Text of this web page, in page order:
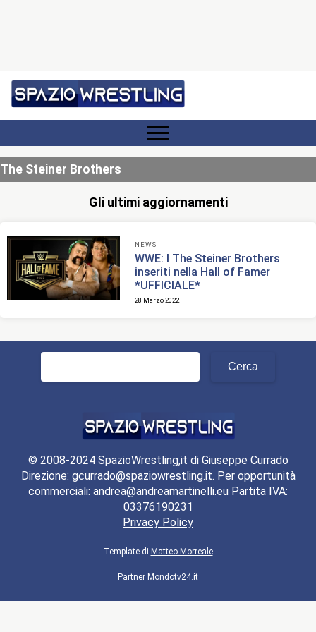
The Steiner Brothers
Gli ultimi aggiornamenti
NEWS
WWE: I The Steiner Brothers
inseriti nella Hall of Famer
*UFFICIALE*
28 Marzo 2022
Ricerca
© 2008-2024 SpazioWrestling,it di Giuseppe Currado
Direzione: gcurrado@spaziowrestling.it. Per opportunità
commerciali: andrea@andreamartinelli.eu Partita IVA:
03376190231
Privacy Policy
Template di Matteo Morreale
Partner Mondotv24.it